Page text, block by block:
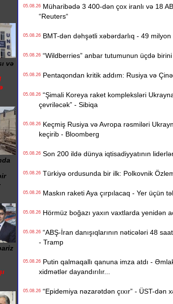
və
05.08.26Müharibədə 3 400-dən çox iranlı və 18
“Reuters“
05.08.26BMT-dən dəhşətli xəbərdarlıq - 49 milyon
05.08.26“Wildberries” anbar tutumunun üçdə
05.08.26Pentaqondan kritik addım: Rusiya və
05.08.26“Şimali Koreya raket kompleksləri
çevriləcək” - Sibiqa
05.08.26Keçmiş Rusiya və Avropa rəsmiləri
keçirib - Bloomberg
05.08.26Son 200 ildə dünya iqtisadiyyatının
05.08.26Türkiyə ordusunda bir ilk: Polkovnik
05.08.26Maskın raketi Aya çırpılacaq - Yer üçün
05.08.26Hörmüz boğazı yaxın vaxtlarda yenidən
05.08.26“ABŞ-İran danışıqlarının nəticələri 48
- Tramp
05.08.26Putin qalmaqallı qanuna imza atdı -
xidmətlər dayandırılır...
05.08.26“Epidemiya nəzarətdən çıxır” - ÜST-dən